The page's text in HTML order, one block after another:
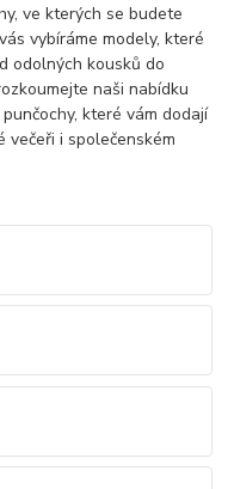
ve kterých se budete
vybíráme modely, které
odolných kousků do
naši nabídku
které vám dodají
večeři i společenském